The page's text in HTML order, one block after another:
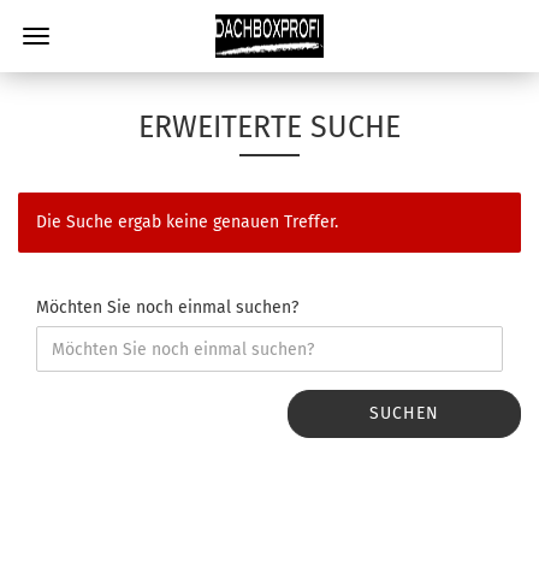
ERWEITERTE SUCHE
Die Suche ergab keine genauen Treffer.
Möchten Sie noch einmal suchen?
SUCHEN